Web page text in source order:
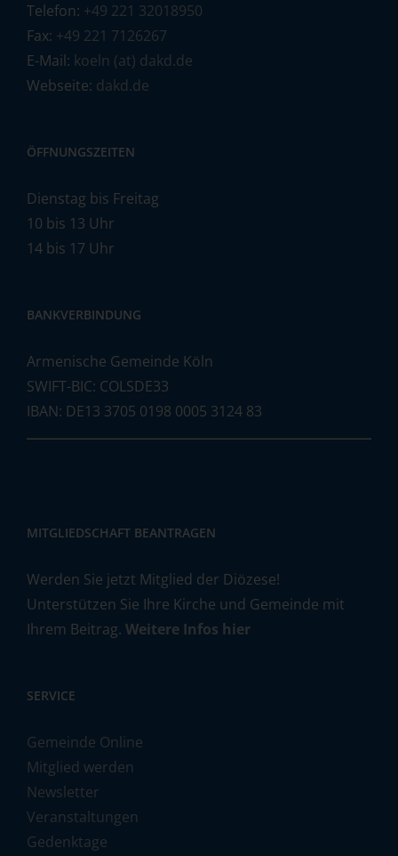
Telefon: +49 221 32018950
Fax: +49 221 7126267
E-Mail: koeln (at) dakd.de
Webseite: dakd.de
ÖFFNUNGSZEITEN
Dienstag bis Freitag
10 bis 13 Uhr
14 bis 17 Uhr
BANKVERBINDUNG
Armenische Gemeinde Köln
SWIFT-BIC: COLSDE33
IBAN: DE13 3705 0198 0005 3124 83
MITGLIEDSCHAFT BEANTRAGEN
Werden Sie jetzt Mitglied der Diözese!
Unterstützen Sie Ihre Kirche und Gemeinde mit
Ihrem Beitrag. Weitere Infos hier
SERVICE
Gemeinde Online
Mitglied werden
Newsletter
Veranstaltungen
Gedenktage